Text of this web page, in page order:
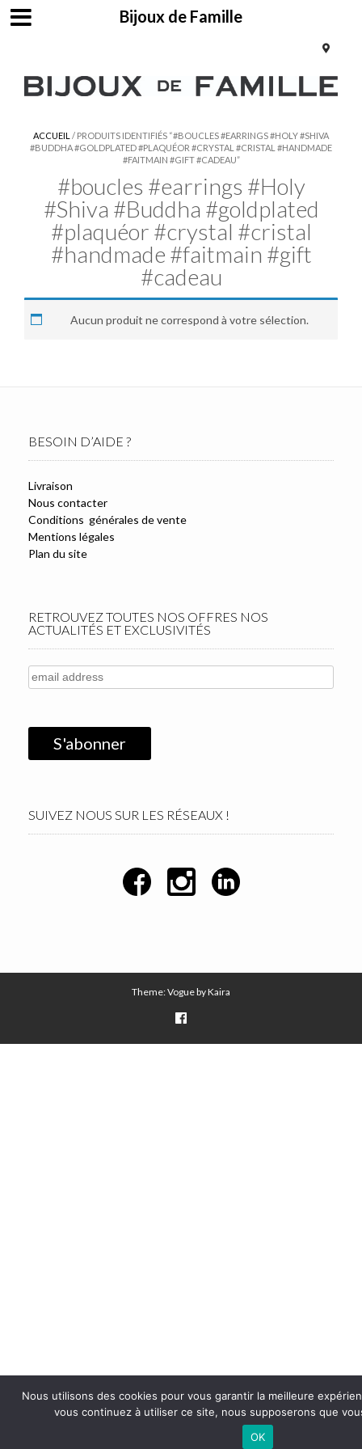
ACCUEIL / PRODUITS IDENTIFIÉS “#BOUCLES #EARRINGS #HOLY #SHIVA
#BUDDHA #GOLDPLATED #PLAQUÉOR #CRYSTAL #CRISTAL #HANDMADE
#FAITMAIN #GIFT #CADEAU”
#boucles #earrings #Holy
#Shiva #Buddha #goldplated
#plaquéor #crystal #cristal
#handmade #faitmain #gift
#cadeau
Aucun produit ne correspond à votre sélection.
BESOIN D’AIDE ?
Livraison
Nous contacter
Conditions générales de vente
Mentions légales
Plan du site
RETROUVEZ TOUTES NOS OFFRES NOS
ACTUALITÉS ET EXCLUSIVITÉS
SUIVEZ NOUS SUR LES RÉSEAUX !
Theme: Vogue byKaira
Bijoux de Famille
Nous utilisons des cookies pour vous garantir la meilleure
vous continuez à utiliser ce site, nous supposerons que
OK